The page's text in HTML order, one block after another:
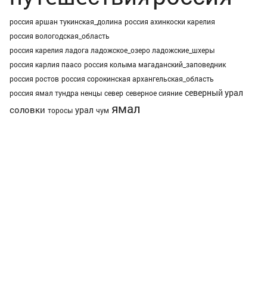
россия аршан тукинская_долина россия ахинкоски карелия
россия вологодская_область
россия карелия ладога ладожское_озеро ладожские_шхеры
россия карлия паасо россия колыма магаданский_заповедник
россия ростов россия сорокинская архангельская_область
россия ямал тундра ненцы север северное сияние северный урал
соловки торосы урал чум ямал